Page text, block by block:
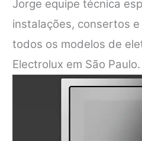
Jorge equipe técnica
instalações, consertos
todos os modelos de
Electrolux em São Paulo.